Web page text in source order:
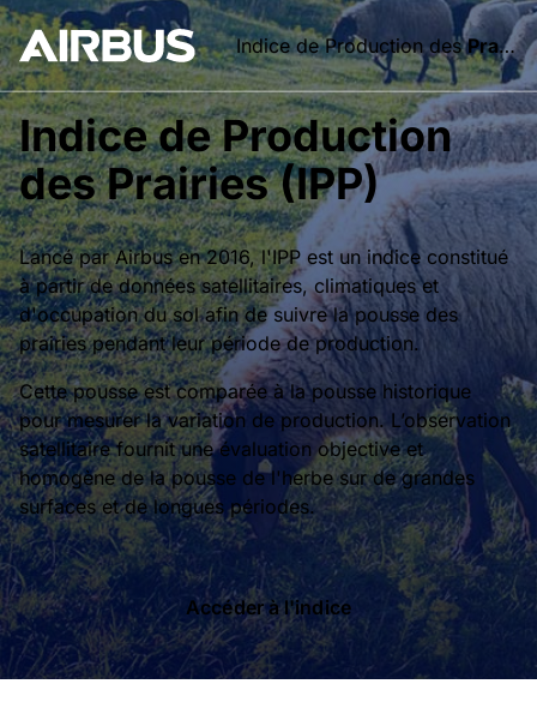
Indice de Production desPrairies
Indice de Production
des Prairies (IPP)
Lancé par Airbus en 2016, l'IPP est un indice constitué
à partir de données satellitaires, climatiques et
d'occupation du sol afin de suivre la pousse des
prairies pendant leur période de production.
Cette pousse est comparée à la pousse historique
pour mesurer la variation de production. L’observation
satellitaire fournit une évaluation objective et
homogène de la pousse de l'herbe sur de grandes
surfaces et de longues périodes.
Accéder à l'indice